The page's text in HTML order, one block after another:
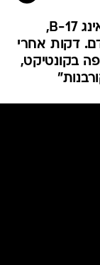
בטיסה אזרחית על המטוס מדגם בואינג B-17,
היו 13 בני אדם. דקות אחרי
בקונטיקט,